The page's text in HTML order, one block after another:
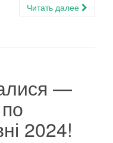
Читать далее
—
2024!